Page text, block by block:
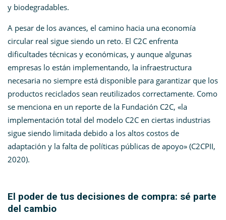
y biodegradables.
A pesar de los avances, el camino hacia una economía
circular real sigue siendo un reto. El C2C enfrenta
dificultades técnicas y económicas, y aunque algunas
empresas lo están implementando, la infraestructura
necesaria no siempre está disponible para garantizar que los
productos reciclados sean reutilizados correctamente. Como
se menciona en un reporte de la Fundación C2C, «la
implementación total del modelo C2C en ciertas industrias
sigue siendo limitada debido a los altos costos de
adaptación y la falta de políticas públicas de apoyo» (C2CPII,
2020)​.
El poder de tus decisiones de compra: sé parte
del cambio